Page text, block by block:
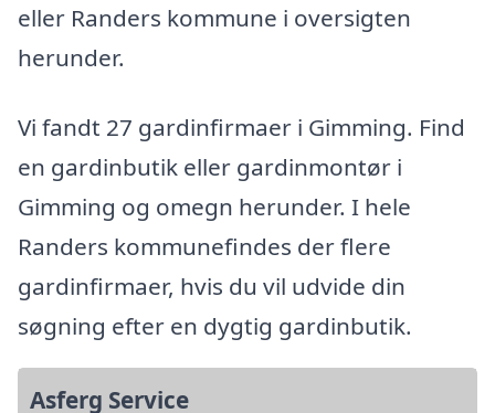
eller Randers kommune i oversigten
herunder.
Vi fandt 27 gardinfirmaer i Gimming. Find
en gardinbutik eller gardinmontør i
Gimming og omegn herunder. I hele
Randers kommunefindes der flere
gardinfirmaer, hvis du vil udvide din
søgning efter en dygtig gardinbutik.
Asferg Service